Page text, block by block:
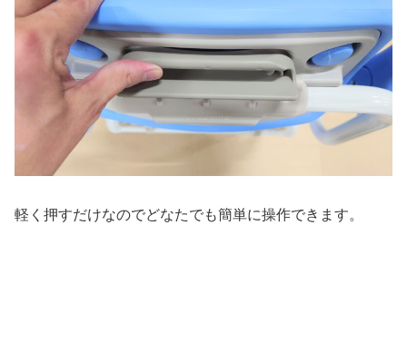
軽く押すだけなのでどなたでも簡単に操作できます。